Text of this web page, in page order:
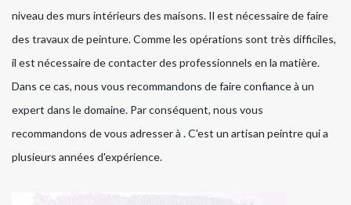
niveau des murs intérieurs des maisons. Il est nécessaire de faire
des travaux de peinture. Comme les opérations sont très difficiles,
il est nécessaire de contacter des professionnels en la matière.
Dans ce cas, nous vous recommandons de faire confiance à un
expert dans le domaine. Par conséquent, nous vous
recommandons de vous adresser à . C'est un artisan peintre qui a
plusieurs années d'expérience.